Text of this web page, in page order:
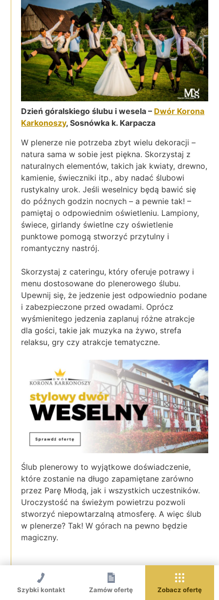
Dzień góralskiego ślubu i wesela – Dwór Korona
Karkonoszy, Sosnówka k. Karpacza
W plenerze nie potrzeba zbyt wielu dekoracji –
natura sama w sobie jest piękna. Skorzystaj z
naturalnych elementów, takich jak kwiaty, drewno,
kamienie, świeczniki itp., aby nadać ślubowi
rustykalny urok. Jeśli weselnicy będą bawić się
do późnych godzin nocnych – a pewnie tak! –
pamiętaj o odpowiednim oświetleniu. Lampiony,
świece, girlandy świetlne czy oświetlenie
punktowe pomogą stworzyć przytulny i
romantyczny nastrój.
Skorzystaj z cateringu, który oferuje potrawy i
menu dostosowane do plenerowego ślubu.
Upewnij się, że jedzenie jest odpowiednio podane
i zabezpieczone przed owadami. Oprócz
wyśmienitego jedzenia zaplanuj różne atrakcje
dla gości, takie jak muzyka na żywo, strefa
relaksu, gry czy atrakcje tematyczne.
Ślub plenerowy to wyjątkowe doświadczenie,
które zostanie na długo zapamiętane zarówno
przez Parę Młodą, jak i wszystkich uczestników.
Uroczystość na świeżym powietrzu pozwoli
stworzyć niepowtarzalną atmosferę. A więc ślub
w plenerze? Tak! W górach na pewno będzie
magiczny.
Szybki kontakt Zamów ofertę Zobacz ofertę